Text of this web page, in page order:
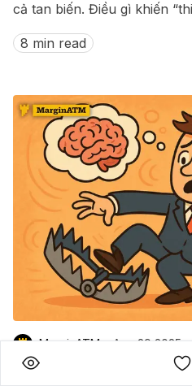
cả tan biến. Điều gì khiến
Bài học nào ẩn sau cú sụp
8 min read
MarginATM Aug 29 2025
4 cái bẫy tâm lý khiến